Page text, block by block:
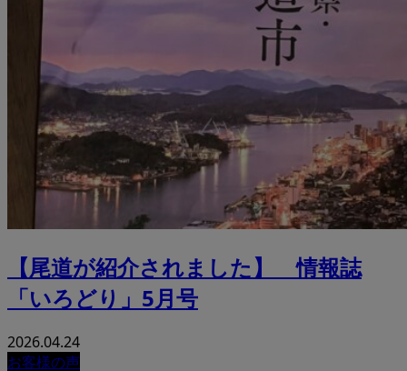
【尾道が紹介されました】 情報誌
「いろどり」5月号
2026.04.24
お客様の声